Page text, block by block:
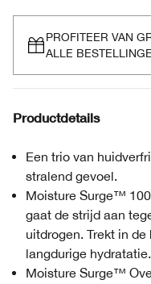
PROFITEER VAN
ALLE
Productdetails
Een trio van
stralend gevoel.
Moisture Surge™
gaat de strijd aan
uitdrogen. Trekt in
langdurige hydratatie.
Moisture Surge™